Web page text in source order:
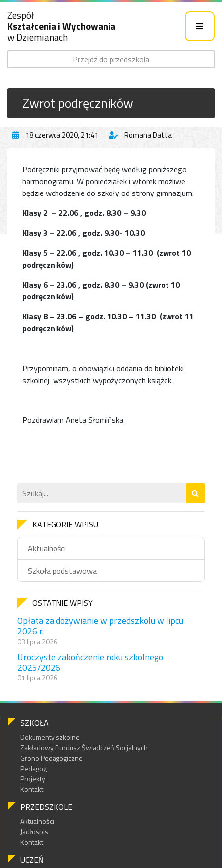
Zespół
Kształcenia i Wychowania
w Dziemianach
Przejdź do przedszkola
Zwrot podręczników
18 czerwca 2020, 21:41 Romana Datta
Podręczniki przyjmować będę według poniższego
harmonogramu. W poniedziałek i wtorek możliwe
będzie wchodzenie do szkoły od strony gimnazjum.
Klasy 2 – 22.06 , godz. 8.30 – 9.30
Klasy 3 – 22.06 , godz. 9.30- 10.30
Klasy 5 – 22.06 , godz. 10.30 – 11.30 (zwrot 10
podręczników)
Klasy 6 – 23.06 , godz. 8.30 – 9.30 (zwrot 10
podręczników)
Klasy 8 – 23.06 – godz. 10.30 – 11.30 (zwrot 11
podręczników)
Przypominam, o obowiązku oddania do biblioteki
szkolnej wszystkich wypożyczonych książek .
Pozdrawiam Aneta Słomińska
KATEGORIE WPISU
Aktualności
Szkoła podstawowa
OSTATNIE WPISY
Opłata za dożywianie w przedszkolu w lipcu
2026 r.
03 lipca 2026
Uroczyste zakończenie roku szkolnego
2025/2026
01 lipca 2026
SZKOŁA
Dokumenty szkolne
Zakładowy Fundusz Świadczeń Socjalnych
Grono Pedagogiczne
Pedagog
Projekty
Kontakt
PRZEDSZKOLE
Aktualności
Jadłospis
Kontakt
UCZEŃ